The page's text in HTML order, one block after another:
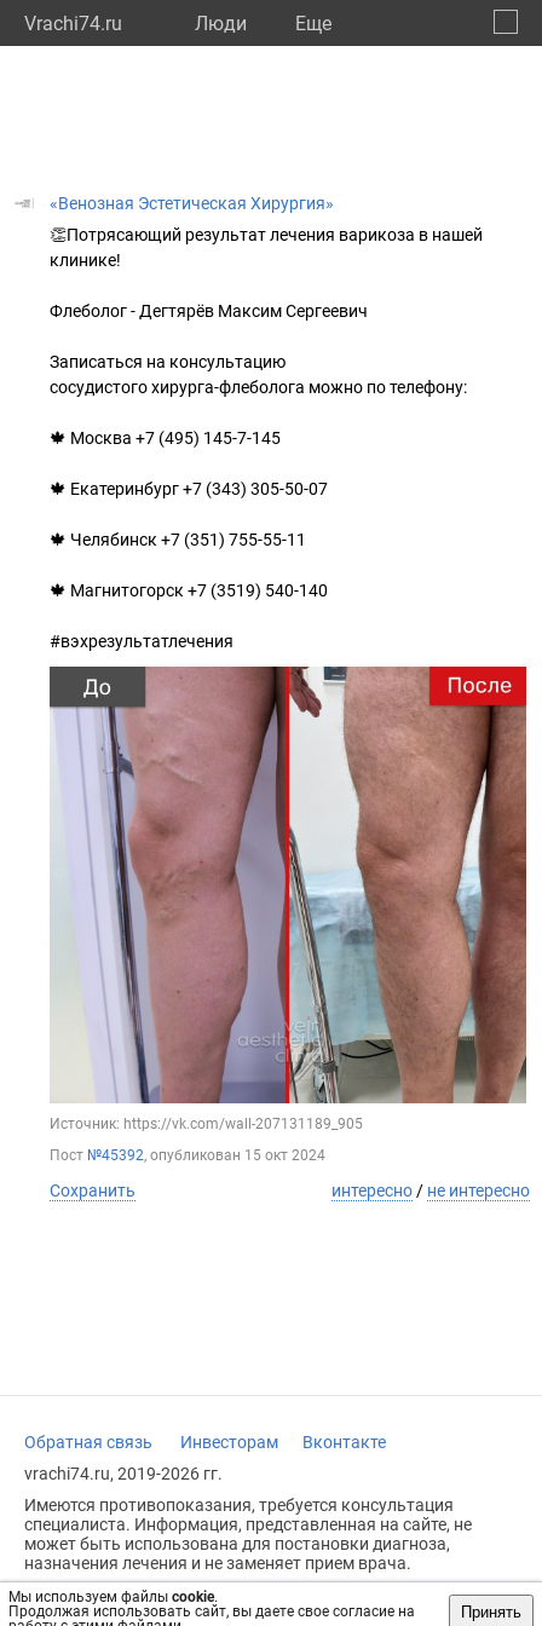
Vrachi74.ru Люди Eще
Мы используем файлы cookie.
Продолжая использовать сайт, вы даете свое согласие на
Принять
«Венозная Эстетическая Хирургия»
👏Потрясающий результат лечения варикоза в нашей
клинике!
Флеболог - Дегтярёв Максим Сергеевич
Записаться на консультацию
сосудистого хирурга-флеболога можно по телефону:
🍁 Москва +7 (495) 145-7-145
🍁 Екатеринбург +7 (343) 305-50-07
🍁 Челябинск +7 (351) 755-55-11
🍁 Магнитогорск +7 (3519) 540-140
#вэхрезультатлечения
Источник: https://vk.com/wall-207131189_905
Пост №45392, опубликован 15 окт 2024
Сохранить интересно / не интересно
Обратная связь Инвесторам
Вконтакте
vrachi74.ru, 2019-2026 гг.
Имеются противопоказания, требуется консультация
специалиста. Информация, представленная на сайте, не
может быть использована для постановки диагноза,
назначения лечения и не заменяет прием врача.
Возрастное ограничение: 18+